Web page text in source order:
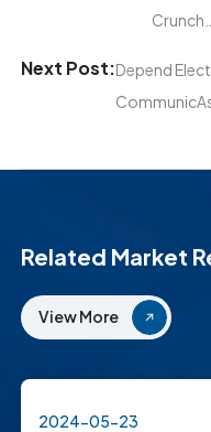
Crunch…
Next Post:Depend
Related Market
View More
2024-05-23